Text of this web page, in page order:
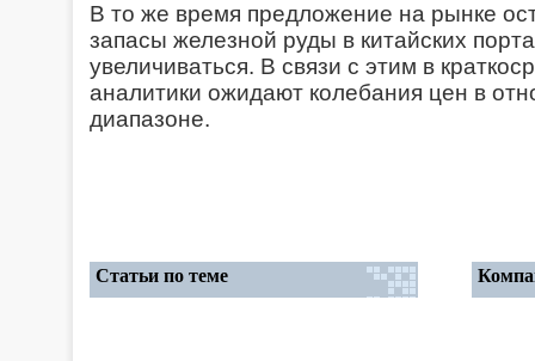
В то же время предложение на рынке
запасы железной руды в китайских
увеличиваться. В связи с этим в
аналитики ожидают колебания цен в
диапазоне.
Статьи по теме